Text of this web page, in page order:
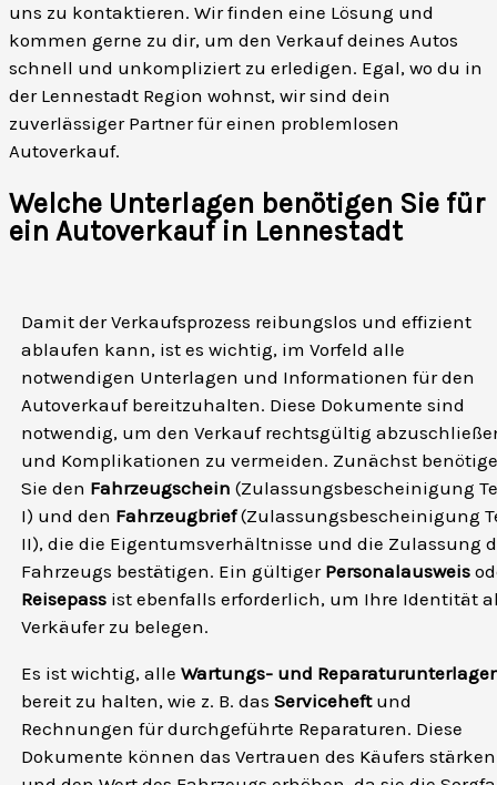
uns zu kontaktieren. Wir finden eine Lösung und
kommen gerne zu dir, um den Verkauf deines Autos
schnell und unkompliziert zu erledigen. Egal, wo du in
der Lennestadt Region wohnst, wir sind dein
zuverlässiger Partner für einen problemlosen
Autoverkauf.
Welche Unterlagen benötigen Sie für
ein Autoverkauf in Lennestadt
Damit der Verkaufsprozess reibungslos und effizient
ablaufen kann, ist es wichtig, im Vorfeld alle
notwendigen Unterlagen und Informationen für den
Autoverkauf bereitzuhalten. Diese Dokumente sind
notwendig, um den Verkauf rechtsgültig
und Komplikationen zu vermeiden. Zunächst
Sie den Fahrzeugschein (Zulassungsbescheinigung
I) und den Fahrzeugbrief(Zulassungsbescheinigung
II), die die Eigentumsverhältnisse und die Zulassung
Fahrzeugs bestätigen. Ein gültiger Personalausweis
Reisepass ist ebenfalls erforderlich, um Ihre Identität
Verkäufer zu belegen.
Es ist wichtig, alle Wartungs- und
bereit zu halten, wie z. B. das Serviceheftund
Rechnungen für durchgeführte Reparaturen. Diese
Dokumente können das Vertrauen des Käufers stärken